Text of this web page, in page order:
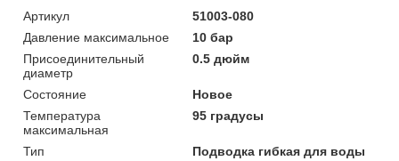
Артикул
51003-080
Давление максимальное
10 бар
Присоединительный
диаметр
0.5 дюйм
Состояние
Новое
Температура
максимальная
95 градусы
Тип
Подводка гибкая для воды